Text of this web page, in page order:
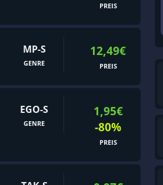
PREIS
MP-S
GENRE
12,49€
PREIS
EGO-S
GENRE
1,95€
-80%
PREIS